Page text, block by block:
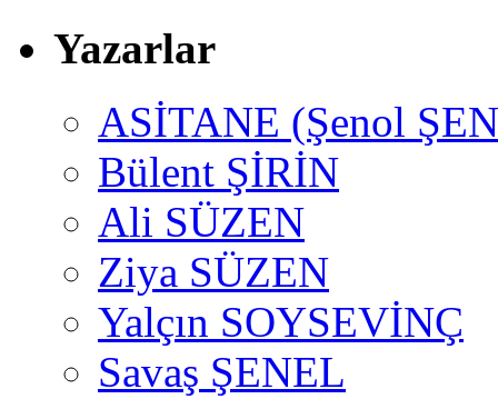
Yazarlar
ASİTANE (Şenol
Bülent ŞİRİN
Ali SÜZEN
Ziya SÜZEN
Yalçın SOYSEVİNÇ
Savaş ŞENEL